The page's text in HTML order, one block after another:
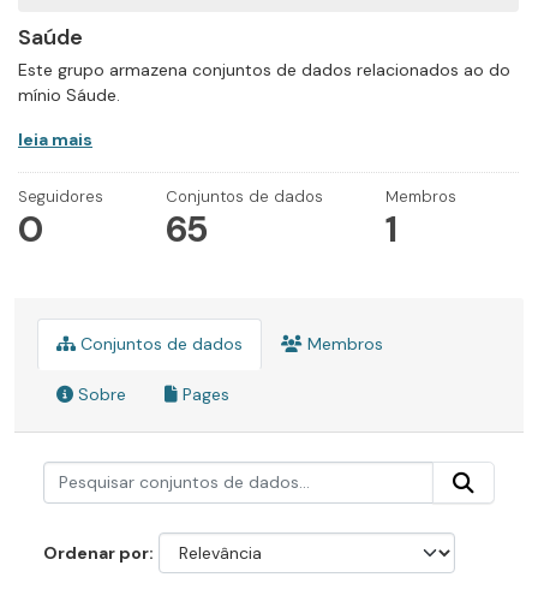
Saúde
Este grupo armazena conjuntos de dados relacionados ao do
mínio Sáude.
leia mais
Seguidores
0
Conjuntos de dados
65
Membros
1
Conjuntos de dados Membros
Sobre Pages
Ordenar por